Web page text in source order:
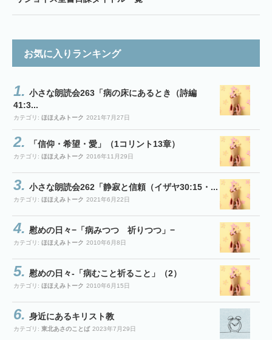
お気に入りランキング
小さな朗読会263「病の床にあるとき（詩編
41:3...
カテゴリ: ほほえみトーク 2021年7月27日
「信仰・希望・愛」（1コリント13章）
カテゴリ: ほほえみトーク 2016年11月29日
小さな朗読会262「静寂と信頼（イザヤ30:15・...
カテゴリ: ほほえみトーク 2021年6月22日
慰めの日々−「病みつつ 祈りつつ」−
カテゴリ: ほほえみトーク 2010年6月8日
慰めの日々-「病むこと祈ること」（2）
カテゴリ: ほほえみトーク 2010年6月15日
身近にあるキリスト教
カテゴリ: 東北あさのことば 2023年7月29日